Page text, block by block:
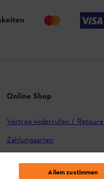
Online Shop
Vertrag widerrufen / Retoure
Zahlungsarten
Allem zustimmen